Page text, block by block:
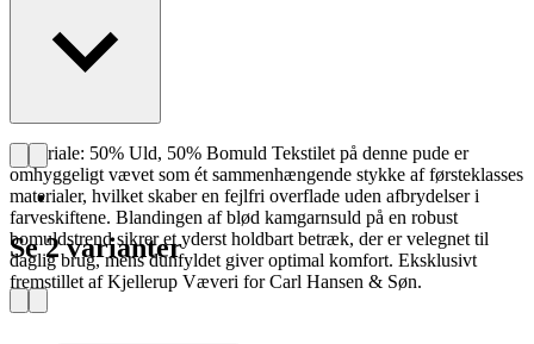
Materiale: 50% Uld, 50% Bomuld Tekstilet på denne pude er
omhyggeligt vævet som ét sammenhængende stykke af førsteklasses
materialer, hvilket skaber en fejlfri overflade uden afbrydelser i
farveskiftene. Blandingen af blød kamgarnsuld på en robust
bomuldstrend sikrer et yderst holdbart betræk, der er velegnet til
daglig brug, mens dunfyldet giver optimal komfort. Eksklusivt
fremstillet af Kjellerup Væveri for Carl Hansen & Søn.
Se 2 varianter